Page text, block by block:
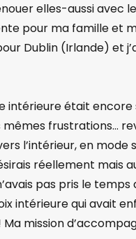
elles-aussi avec
pour ma famille et
Dublin (Irlande) et
intérieure était
frustrations…
l’intérieur, en mode
réellement mais
pas pris le
intérieure qui avait
mission